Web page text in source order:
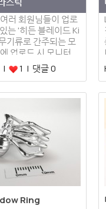
러 회원님들이 업로
는 '히든 블레이드 Ki
기류로 간주되는 모
업로드 시 모니터…
|
1 | 댓글 0
Ring